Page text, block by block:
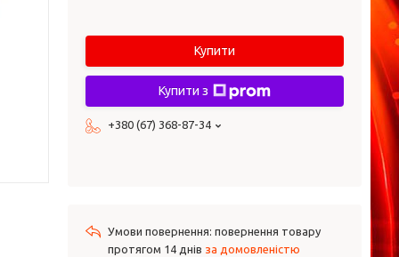
Купити
Купити з
+380 (67) 368-87-34
повернення товару
протягом 14 днів за домовленістю